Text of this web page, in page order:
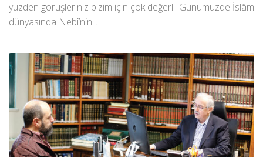
yüzden görüşleriniz bizim için çok değerli. Günümüzde İslâm
dünyasında Nebî’nin...